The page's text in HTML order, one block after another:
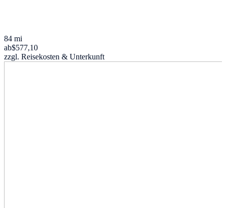
84 mi
ab$577,10
zzgl. Reisekosten & Unterkunft